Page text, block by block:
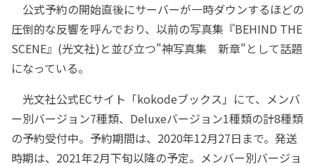
公式予約の開始直後にサーバーが一時ダウンするほどの
圧倒的な反響を呼んでおり、以前の写真集『BEHIND THE
SCENE』(光文社)と並び立つ"神写真集 新章"として話題
になっている。
光文社公式ECサイト「kokodeブックス」にて、メンバ
ー別バージョン7種類、Deluxeバージョン1種類の計8種類
の予約受付中。予約期間は、2020年12月27日まで。発送
時期は、2021年2月下旬以降の予定。メンバー別バージョ